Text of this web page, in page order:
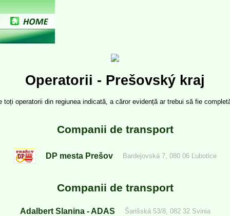
Operatorii - Prešovský kraj
toți operatorii din regiunea indicată, a căror evidență ar trebui să fie
Companii de transport
DP mesta Prešov Bardejovská 7, 080 06 Ľubotice
Companii de transport
Adalbert Slanina - ADAS Šarišská 53/8, 082 32 Svinia